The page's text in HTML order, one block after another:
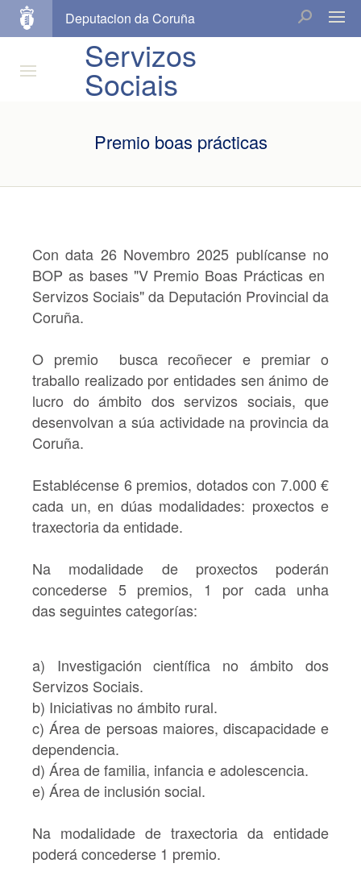
Deputacion da Coruña
Servizos
Sociais
Premio boas prácticas
Con data 26 Novembro 2025 publícanse no
BOP as bases "V Premio Boas Prácticas en
Servizos Sociais"da Deputación Provincial da
Coruña.
O premio busca recoñecer e premiar o
traballo realizado por entidades sen ánimo de
lucro do ámbito dos servizos sociais, que
desenvolvan a súa actividade na provincia da
Coruña.
Establécense 6 premios, dotados con 7.000 €
cada un, en dúas modalidades: proxectos e
traxectoria da entidade.
Na modalidade de proxectospoderán
concederse 5 premios, 1 por cada unha
das seguintes categorías:
a) Investigación científica no ámbito dos
Servizos Sociais.
b) Iniciativas no ámbito rural.
c) Área de persoas maiores, discapacidade e
dependencia.
d) Área de familia, infancia e adolescencia.
e) Área de inclusión social.
Na modalidade de traxectoria da entidade
poderá concederse 1 premio.